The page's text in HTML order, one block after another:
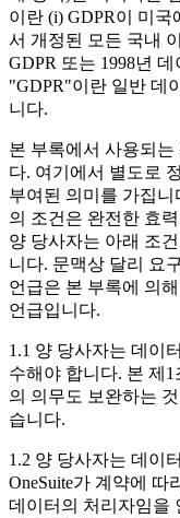
이란 (i) GDPR이 미국
서 개정된 모든 국내
GDPR 또는 1998년
"GDPR"이란 일반 데
니다.
본 부록에서 사용되는
다. 여기에서 별도로
부여된 의미를 가집
의 조건은 완전한 효
양 당사자는 아래 조
니다. 문맥상 달리 요
언급은 본 부록에 의
언급입니다.
1.1 양 당사자는 데이
수해야 합니다. 본 제
의 의무도 보완하는
습니다.
1.2 양 당사자는 데이
OneSuite가 계약에
데이터의 처리자임을